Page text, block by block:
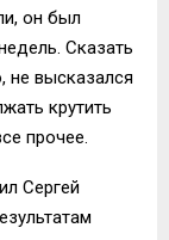
он был
Сказать
не высказался
крутить
прочее.
Сергей